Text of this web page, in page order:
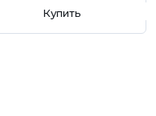
Купить